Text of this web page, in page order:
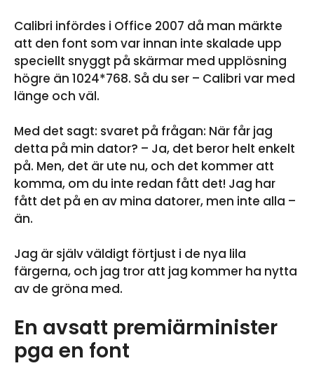
Calibri infördes i Office 2007 då man märkte
att den font som var innan inte skalade upp
speciellt snyggt på skärmar med upplösning
högre än 1024*768. Så du ser – Calibri var med
länge och väl.
Med det sagt: svaret på frågan: När får jag
detta på min dator? – Ja, det beror helt enkelt
på. Men, det är ute nu, och det kommer att
komma, om du inte redan fått det! Jag har
fått det på en av mina datorer, men inte alla –
än.
Jag är själv väldigt förtjust i de nya lila
färgerna, och jag tror att jag kommer ha nytta
av de gröna med.
En avsatt premiärminister
pga en font